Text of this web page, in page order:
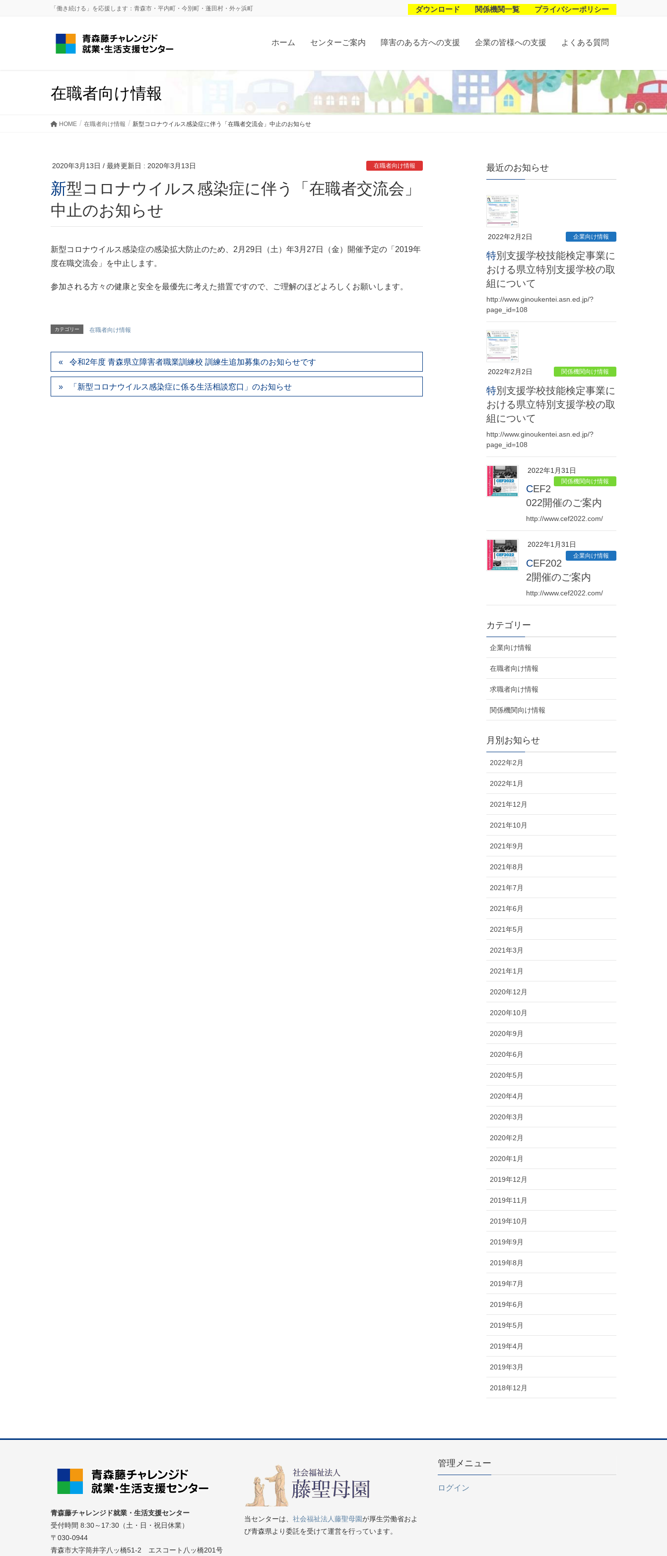
「働き続ける」を応援します：青森市・平内町・今別町・蓬田村・外ヶ浜町 ダウンロード 関係機関一覧 プライバシーポリシー
ホーム センターご案内 障害のある方への支援 企業の皆様への支援 よくある質問
在職者向け情報
HOME 在職者向け情報 新型コロナウイルス感染症に伴う「在職者交流会」中止のお知らせ
2020年3月13日 / 最終更新日 : 2020年3月13日 在職者向け情報
新型コロナウイルス感染症に伴う「在職者交流会」
中止のお知らせ
新型コロナウイルス感染症の感染拡大防止のため、2月29日（土）年3月27日（金）開催予定の「2019年
度在職交流会」を中止します。
参加される方々の健康と安全を最優先に考えた措置ですので、ご理解のほどよろしくお願いします。
カテゴリー 在職者向け情報
令和2年度 青森県立障害者職業訓練校 訓練生追加募集のお知らせです
「新型コロナウイルス感染症に係る生活相談窓口」のお知らせ
最近のお知らせ
2022年2月2日 企業向け情報
特別支援学校技能検定事業に
おける県立特別支援学校の取
組について
http://www.ginoukentei.asn.ed.jp/?
page_id=108
2022年2月2日 関係機関向け情報
特別支援学校技能検定事業に
おける県立特別支援学校の取
組について
http://www.ginoukentei.asn.ed.jp/?
page_id=108
2022年1月31日
関係機関向け情報
CEF2
022開催のご案内
http://www.cef2022.com/
2022年1月31日
企業向け情報
CEF202
2開催のご案内
http://www.cef2022.com/
カテゴリー
企業向け情報
在職者向け情報
求職者向け情報
関係機関向け情報
月別お知らせ
2022年2月
2022年1月
2021年12月
2021年10月
2021年9月
2021年8月
2021年7月
2021年6月
2021年5月
2021年3月
2021年1月
2020年12月
2020年10月
2020年9月
2020年6月
2020年5月
2020年4月
2020年3月
2020年2月
2020年1月
2019年12月
2019年11月
2019年10月
2019年9月
2019年8月
2019年7月
2019年6月
2019年5月
2019年4月
2019年3月
2018年12月
青森藤チャレンジド就業・生活支援センター
受付時間 8:30～17:30（土・日・祝日休業）
〒030-0944
青森市大字筒井字八ッ橋51-2 エスコート八ッ橋201号
当センターは、 社会福祉法人藤聖母園が厚生労働省およ
び青森県より委託を受けて運営を行っています。
管理メニュー
ログイン